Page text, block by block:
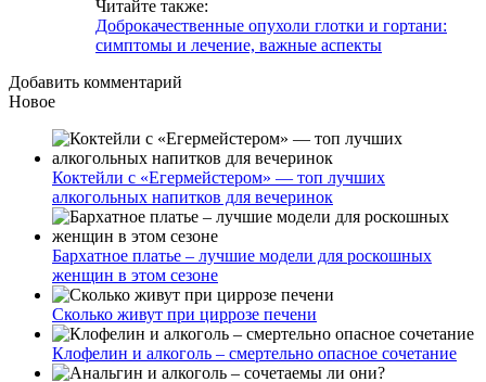
Читайте также:
Доброкачественные опухоли глотки и гортани:
симптомы и лечение, важные аспекты
Добавить комментарий
Новое
Коктейли с «Егермейстером» — топ лучших
алкогольных напитков для вечеринок
Бархатное платье – лучшие модели для роскошных
женщин в этом сезоне
Сколько живут при циррозе печени
Клофелин и алкоголь – смертельно опасное сочетание